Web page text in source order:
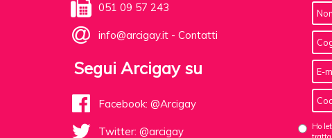
051 09 57 243
info@arcigay.it - Contatti
Segui Arcigay su
Facebook: @Arcigay
Twitter: @arcigay
Ho